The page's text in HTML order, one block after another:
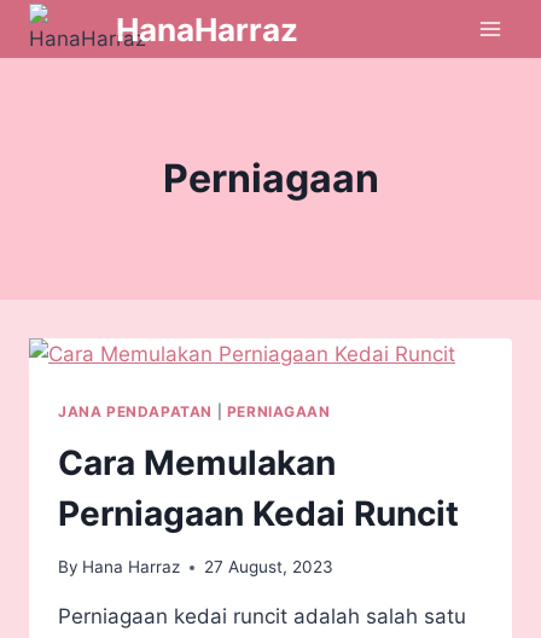
HanaHarraz
Perniagaan
JANA PENDAPATAN PERNIAGAAN
Cara Memulakan
Perniagaan Kedai Runcit
By Hana Harraz 27 August, 2023
Perniagaan kedai runcit adalah salah satu